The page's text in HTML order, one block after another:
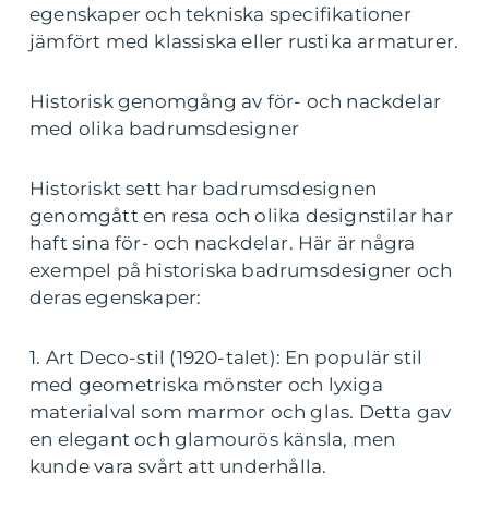
egenskaper och tekniska specifikationer
jämfört med klassiska eller rustika armaturer.
Historisk genomgång av för- och nackdelar
med olika badrumsdesigner
Historiskt sett har badrumsdesignen
genomgått en resa och olika designstilar har
haft sina för- och nackdelar. Här är några
exempel på historiska badrumsdesigner och
deras egenskaper:
1. Art Deco-stil (1920-talet): En populär stil
med geometriska mönster och lyxiga
materialval som marmor och glas. Detta gav
en elegant och glamourös känsla, men
kunde vara svårt att underhålla.